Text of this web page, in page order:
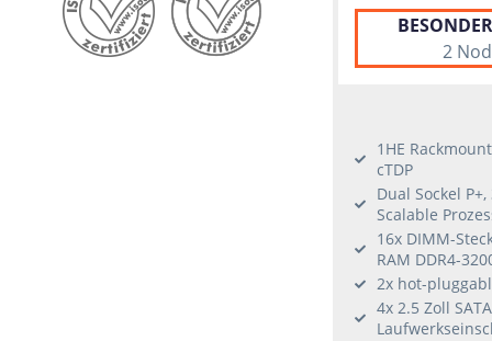
Windows 10
Windows 11
2
1HE
cTDP
Dual Sockel
Scalable
16x DIMM-
RAM DDR4-
2x hot-
4x 2.5 Zoll